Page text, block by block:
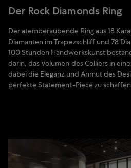
Der Rock Diamonds Ring
Der atemberaubende Ring aus 18
Diamanten im Trapezschliff und 78
100 Stunden Handwerkskunst
darin, das Volumen des Colliers in
dabei die Eleganz und Anmut des
perfekte Statement-Piece zu